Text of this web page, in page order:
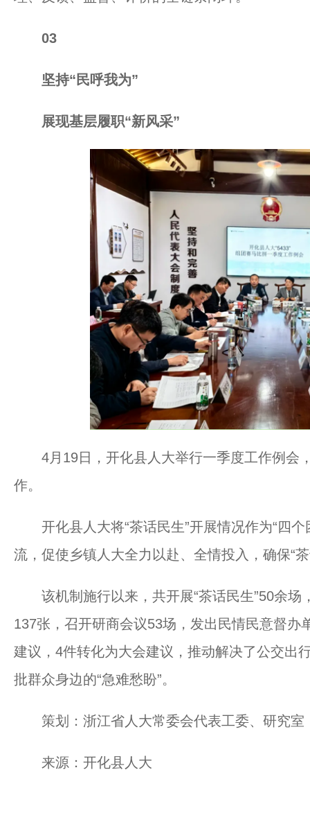
03
坚持“民呼我为”
展现基层履职“新风采”
4月19日，开化县人大举行一季度工作例会，
作。
开化县人大将“茶话民生”开展情况作为“四个
流，促使乡镇人大全力以赴、全情投入，确保“
该机制施行以来，共开展“茶话民生”50余场
137张，召开研商会议53场，发出民情民意督办
建议，4件转化为大会建议，推动解决了公交出
批群众身边的“急难愁盼”。
策划：浙江省人大常委会代表工委、研究室
来源：开化县人大